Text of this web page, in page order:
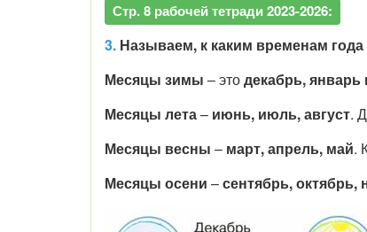
Стр. 8 рабочей тетради 2023-2026:
3. Называем, к каким временам
Месяцы зимы – этодекабрь,
Месяцы лета– июнь, июль, август.
Месяцы весны – март, апрель, май.
Месяцы осени –сентябрь, октябрь,